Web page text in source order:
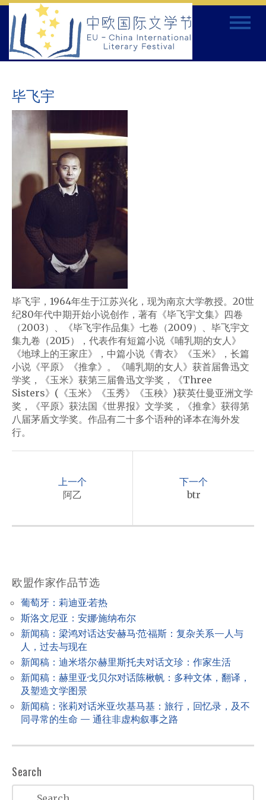
Skip
content
Toggle
毕飞宇
毕飞宇，1964年生于江苏兴化，现为南京大学教授。20世
纪80年代中期开始小说创作，著有《毕飞宇文集》四卷
（2003）、《毕飞宇作品集》七卷（2009）、毕飞宇文
集九卷（2015），代表作有短篇小说《哺乳期的女人》
《地球上的王家庄》，中篇小说《青衣》《玉米》，长篇
小说《平原》《推拿》。《哺乳期的女人》获首届鲁迅文
学奖，《玉米》获第三届鲁迅文学奖，《Three
Sisters》(《玉米》《玉秀》《玉秧》)获英仕曼亚洲文学
奖，《平原》获法国《世界报》文学奖，《推拿》获得第
八届茅盾文学奖。作品有二十多个语种的译本在海外发
行。
v
i
g
a
i
n
上一个
阿乙
下一个
btr
欧盟作家作品节选
葡萄牙：莉迪亚·若热
斯洛文尼亚：安娜·施纳布尔
新闻稿：梁鸿对话达安·赫马·范·福斯：复杂关系—人与
人，过去与现在
新闻稿：迪米塔尔·赫里斯托夫对话文珍：作家生活
新闻稿：赫里亚·戈贝尔对话陈楸帆：多种文体，翻译，
及塑造文学图景
新闻稿：张莉对话米亚·坎基马基：旅行，回忆录，及不
同寻常的生命 — 通往非虚构叙事之路
Search